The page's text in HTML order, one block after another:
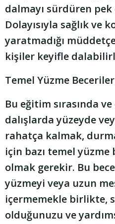
dalmayı sürdüren pek
Dolayısıyla sağlık ve
yaratmadığı
kişiler keyifle
Temel Yüzme
Bu eğitim sırasında
dalışlarda yüzeyde
rahatça kalmak,
için bazı temel
olmak gerekir. Bu
yüzmeyi veya uzun
içermemekle birlikte,
olduğunuzu ve